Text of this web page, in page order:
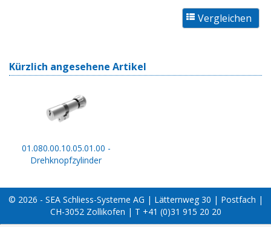
Kürzlich angesehene Artikel
01.080.00.10.05.01.00 -
Drehknopfzylinder
© 2026 - SEA Schliess-Systeme AG | Lätternweg 30 | Postfach |
CH-3052 Zollikofen | T +41 (0)31 915 20 20